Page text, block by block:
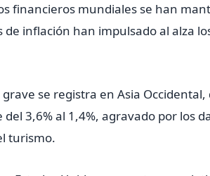
financieros mundiales se han
de inflación han impulsado al alza
grave se registra en Asia
del 3,6% al 1,4%, agravado por los
turismo.